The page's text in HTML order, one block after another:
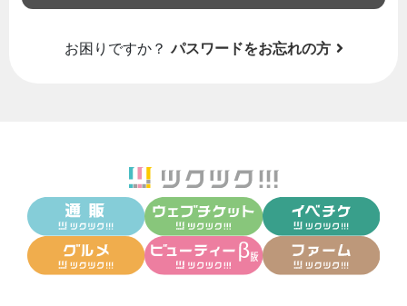
お困りですか？ パスワードをお忘れの方